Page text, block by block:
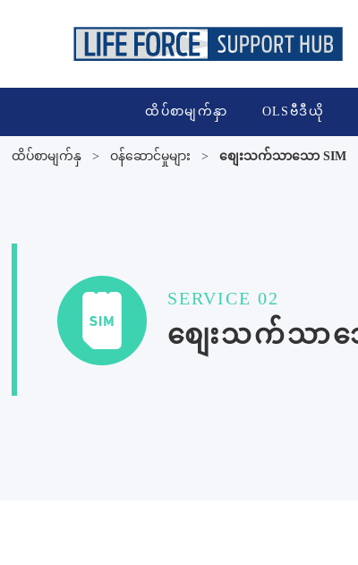
ထိပ်စာမျက်နှာ OLSဗီဒီယို
ထိပ်စာမျက်နှ >ဝန်ဆောင်မှုများ >စျေးသက်သာသော SIM
SERVICE 02
စျေးသက်သာသ